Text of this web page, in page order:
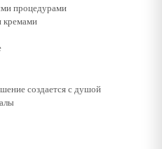
процедурами
кремами
создается с душой